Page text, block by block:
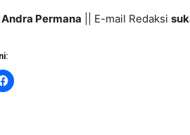
Andra Permana || E-mail Redaksi